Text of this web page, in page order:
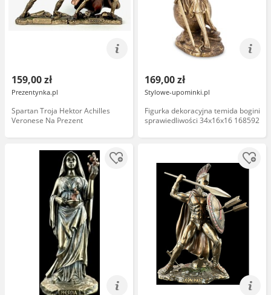
159,00 zł
Prezentynka.pl
Spartan Troja Hektor Achilles
Veronese Na Prezent
169,00 zł
Stylowe-upominki.pl
Figurka dekoracyjna temida bogini
sprawiedliwości 34x16x16 168592